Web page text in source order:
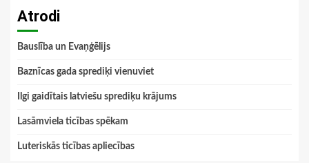
Atrodi
Bauslība un Evaņģēlijs
Baznīcas gada sprediķi vienuviet
Ilgi gaidītais latviešu sprediķu krājums
Lasāmviela ticības spēkam
Luteriskās ticības apliecības